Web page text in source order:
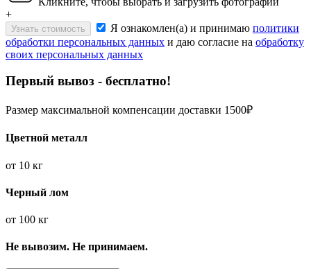
+
Узнать стоимость Я ознакомлен(а) и принимаю политики
обработки персональных данных и даю согласие на обработку
своих персональных данных
Первый вывоз - бесплатно!
Размер максимальной компенсации доставки 1500₽
Цветной металл
от 10 кг
Черный лом
от 100 кг
Не вывозим. Не принимаем.